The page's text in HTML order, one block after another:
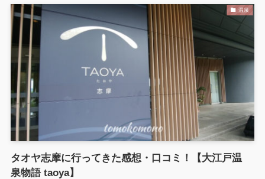
温泉
タオヤ志摩に行ってきた感想・口コミ！【大江戸温
泉物語 taoya】